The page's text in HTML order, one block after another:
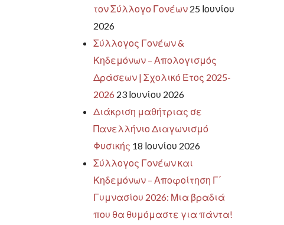
τον Σύλλογο Γονέων 25 Ιουνίου
2026
Σύλλογος Γονέων &
Κηδεμόνων – Απολογισμός
Δράσεων | Σχολικό Έτος 2025-
2026 23 Ιουνίου 2026
Διάκριση μαθήτριας σε
Πανελλήνιο Διαγωνισμό
Φυσικής 18 Ιουνίου 2026
Σύλλογος Γονέων και
Κηδεμόνων – Αποφοίτηση Γ΄
Γυμνασίου 2026: Μια βραδιά
που θα θυμόμαστε για πάντα!